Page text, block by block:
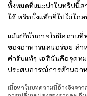
ทั้งหมดที่แนะนำในทริปนี้
ได้ หรือนั่งแท็กซี่ไปไม่ไกล
แม้เฮกินันอาจไม่มีสถานที่
ของอาหารแสนอร่อย ส
ตำรับแท้ๆ เฮกินันคือจุดห
ประสบการณ์การด้านอา
เนื้อหาในบทความนี้อ้างอิงจา